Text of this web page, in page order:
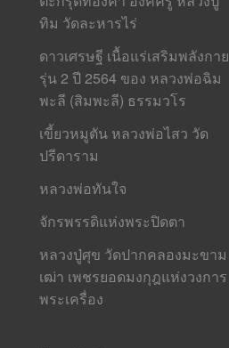
ทิม วัดละหารไร่
ดาวเศรษฐี เนื้อแร่เสริมพลังกาย
รุ่น 2 ปี 2564 ของ หลวงพ่อฉิม
พะลี (สิมพะลี) ธรรมวโร
เขี้ยวหมูตัน หลวงพ่อไสว วัด
ปรีดาราม
หลวงพ่อทันใจ
จักรพรรดิแห่งพระปิดตา
หลวงปู่ศุข วัดปากคลองมะขาม
เฒ่า เพชรยอดมงกุฎแห่งวงการ
พระเครื่อง